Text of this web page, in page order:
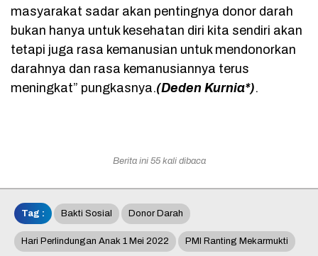
masyarakat sadar akan pentingnya donor darah
bukan hanya untuk kesehatan diri kita sendiri akan
tetapi juga rasa kemanusian untuk mendonorkan
darahnya dan rasa kemanusiannya terus
meningkat” pungkasnya.(Deden Kurnia*).
Berita ini 55 kali dibaca
Tag : Bakti Sosial Donor Darah
Hari Perlindungan Anak 1 Mei 2022 PMI Ranting Mekarmukti